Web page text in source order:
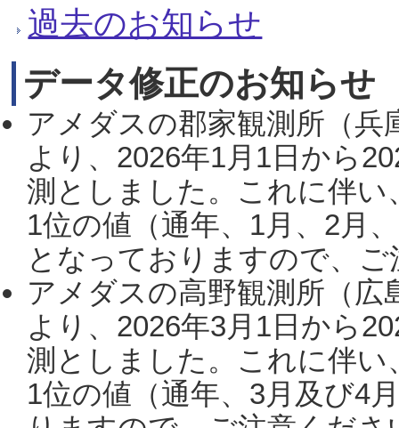
過去のお知らせ
データ修正のお知らせ
アメダスの郡家観測所（
より、2026年1月1日から
測としました。これに伴い
1位の値（通年、1月、2月
となっておりますので、
アメダスの高野観測所（
より、2026年3月1日から
測としました。これに伴い
1位の値（通年、3月及び4